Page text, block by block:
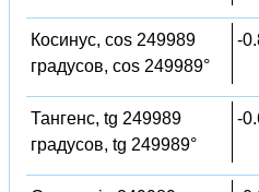
Косинус, cos 249989
градусов, cos 249989°
-
Тангенс, tg 249989
градусов, tg 249989°
-